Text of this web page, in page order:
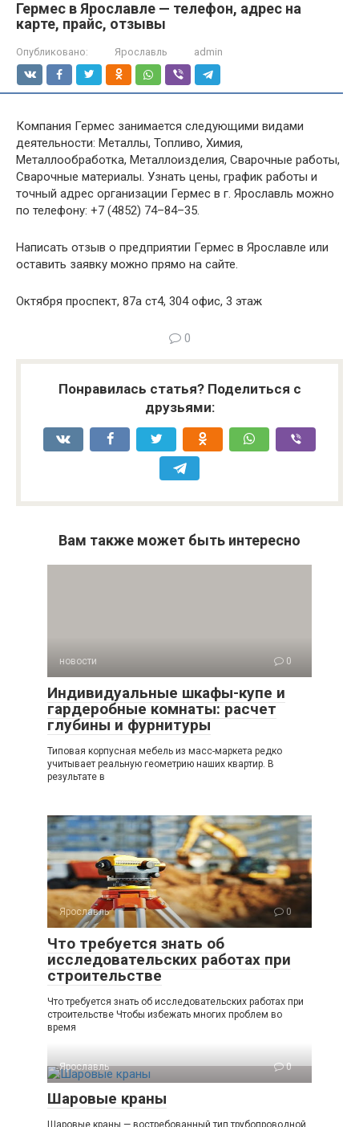
Гермес в Ярославле — телефон, адрес на
карте, прайс, отзывы
Опубликовано: Ярославль admin
Компания Гермес занимается следующими видами
деятельности: Металлы, Топливо, Химия,
Металлообработка, Металлоизделия, Сварочные работы,
Сварочные материалы. Узнать цены, график работы и
точный адрес организации Гермес в г. Ярославль можно
по телефону: +7 (4852) 74–84–35.
Написать отзыв о предприятии Гермес в Ярославле или
оставить заявку можно прямо на сайте.
Октября проспект, 87а ст4, 304 офис, 3 этаж
0
Понравилась статья? Поделиться с
друзьями:
Вам также может быть интересно
новости 0
Индивидуальные шкафы-купе и
гардеробные комнаты: расчет
глубины и фурнитуры
Типовая корпусная мебель из масс-маркета редко
учитывает реальную геометрию наших квартир. В
результате в
Ярославль 0
Что требуется знать об
исследовательских работах при
строительстве
Что требуется знать об исследовательских работах при
строительстве Чтобы избежать многих проблем во
время
Ярославль 0
Шаровые краны
Шаровые краны — востребованный тип трубопроводной